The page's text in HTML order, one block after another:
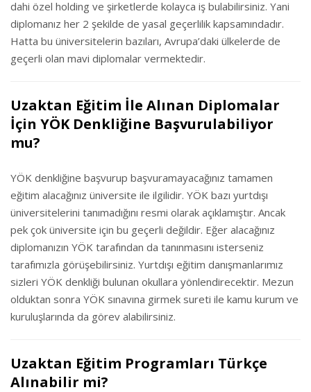
dahi özel holding ve şirketlerde kolayca iş bulabilirsiniz. Yani
diplomanız her 2 şekilde de yasal geçerlilik kapsamındadır.
Hatta bu üniversitelerin bazıları, Avrupa’daki ülkelerde de
geçerli olan mavi diplomalar vermektedir.
Uzaktan Eğitim İle Alınan Diplomalar
İçin YÖK Denkliğine Başvurulabiliyor
mu?
YÖK denkliğine başvurup başvuramayacağınız tamamen
eğitim alacağınız üniversite ile ilgilidir. YÖK bazı yurtdışı
üniversitelerini tanımadığını resmi olarak açıklamıştır. Ancak
pek çok üniversite için bu geçerli değildir. Eğer alacağınız
diplomanızın YÖK tarafından da tanınmasını isterseniz
tarafımızla görüşebilirsiniz. Yurtdışı eğitim danışmanlarımız
sizleri YÖK denkliği bulunan okullara yönlendirecektir. Mezun
olduktan sonra YÖK sınavına girmek sureti ile kamu kurum ve
kuruluşlarında da görev alabilirsiniz.
Uzaktan Eğitim Programları Türkçe
Alınabilir mi?